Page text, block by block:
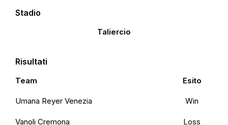
Stadio
Taliercio
Risultati
Team Esito
Umana Reyer Venezia Win
Vanoli Cremona Loss